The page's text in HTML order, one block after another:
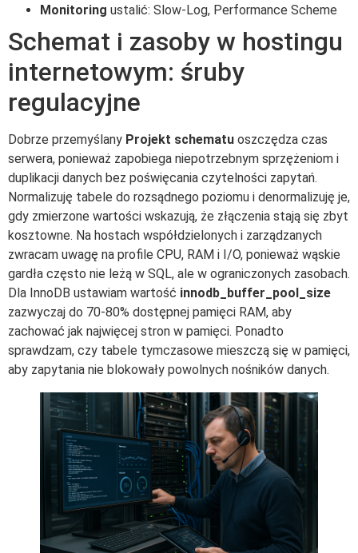
Monitoring ustalić: Slow-Log, Performance Scheme
Schemat i zasoby w hostingu
internetowym: śruby
regulacyjne
Dobrze przemyślany Projekt schematu oszczędza czas
serwera, ponieważ zapobiega niepotrzebnym sprzężeniom i
duplikacji danych bez poświęcania czytelności zapytań.
Normalizuję tabele do rozsądnego poziomu i denormalizuję je,
gdy zmierzone wartości wskazują, że złączenia stają się zbyt
kosztowne. Na hostach współdzielonych i zarządzanych
zwracam uwagę na profile CPU, RAM i I/O, ponieważ wąskie
gardła często nie leżą w SQL, ale w ograniczonych zasobach.
Dla InnoDB ustawiam wartość innodb_buffer_pool_size
zazwyczaj do 70-80% dostępnej pamięci RAM, aby
zachować jak najwięcej stron w pamięci. Ponadto
sprawdzam, czy tabele tymczasowe mieszczą się w pamięci,
aby zapytania nie blokowały powolnych nośników danych.